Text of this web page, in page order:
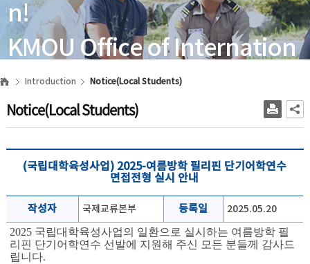
n!
KMOU Office of Internation
al Affairs
Introduction Notice(Local Students)
Notice(Local Students)
(국립대학육성사업) 2025-여름방학 필리핀 단기어학연수
면접전형 실시 안내
작성자 국제교류본부 등록일
2025.05.20
2025 국립대학육성사업의 일환으로 실시하는 여름방학 필
리핀 단기어학연수 선발에 지원해 주신 모든 분들께 감사드
립니다.